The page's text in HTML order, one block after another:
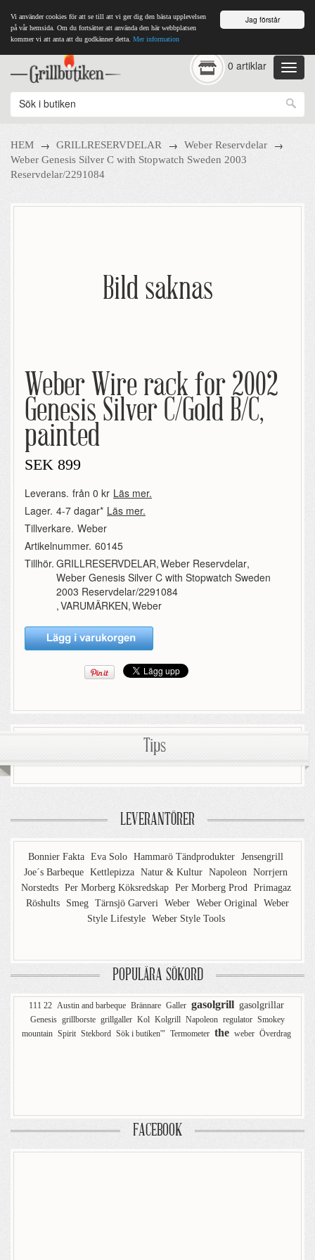
Jag förstår
Vi använder cookies för att se till att vi ger dig den bästa upplevelsen
på vår hemsida. Om du fortsätter att använda den här webbplatsen
kommer vi att anta att du godkänner detta. Mer information
0 artiklar
HEM → GRILLRESERVDELAR → Weber Reservdelar →
Weber Genesis Silver C with Stopwatch Sweden 2003
Reservdelar/2291084
Bild saknas
Weber Wire rack for 2002
Genesis Silver C/Gold B/C,
painted
SEK 899
Leverans. från 0 kr Läs mer.
Lager. 4-7 dagar* Läs mer.
Tillverkare. Weber
Artikelnummer. 60145
Tillhör. GRILLRESERVDELAR,Weber Reservdelar,
Weber Genesis Silver C with Stopwatch Sweden
2003 Reservdelar/2291084
,VARUMÄRKEN,Weber
Tips
LEVERANTÖRER
Bonnier Fakta Eva Solo Hammarö Tändprodukter Jensengrill
Joe´s Barbeque Kettlepizza Natur & Kultur Napoleon Norrjern
Norstedts Per Morberg Köksredskap Per Morberg Prod Primagaz
Röshults
Smeg Tärnsjö Garveri Weber Weber Original Weber
Style Lifestyle Weber Style Tools
POPULÄRA SÖKORD
111 22 Austin and barbeque Brännare Galler gasolgrill gasolgrillar
Genesis grillborste grillgaller Kol Kolgrill Napoleon regulator Smokey
mountain Spirit Stekbord Sök i butiken'" Termometer the weber Överdrag
FACEBOOK